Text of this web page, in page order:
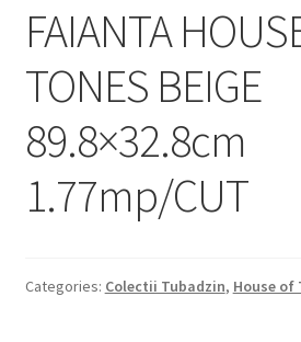
Plata si Livrare
Politică de confidențialitate
Politica de cookie
Termeni si conditii
FAIANTA
TONES BEIGE
89.8×32.8cm
1.77mp/CUT
Categories: Colectii Tubadzin, House of